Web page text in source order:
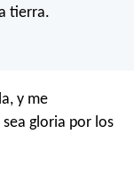
tierra.
y me
gloria por los